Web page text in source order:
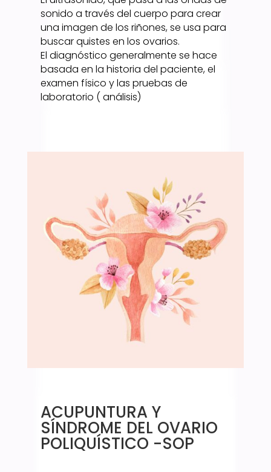
sonido a través del cuerpo para crear
una imagen de los riñones, se usa para
buscar quistes en los ovarios.
El diagnóstico generalmente se hace
basada en la historia del paciente, el
examen físico y las pruebas de
laboratorio ( análisis)
ACUPUNTURA Y
SÍNDROME DEL OVARIO
POLIQUÍSTICO -SOP